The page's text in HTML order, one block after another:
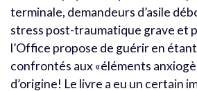
terminale, demandeurs d’asile
stress post-traumatique grave et
l’Office propose de guérir en
confrontés aux «éléments
d’origine! Le livre a eu un certain